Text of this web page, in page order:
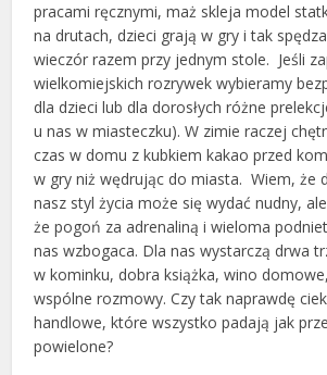
pracami ręcznymi, maż skleja model
na drutach, dzieci grają w gry i tak
wieczór razem przy jednym stole. Jeśli
wielkomiejskich rozrywek wybieramy
dla dzieci lub dla dorosłych różne
u nas w miasteczku). W zimie raczej
czas w domu z kubkiem kakao przed
w gry niż wędrując do miasta. Wiem, że
nasz styl życia może się wydać nudny,
że pogoń za adrenaliną i wieloma
nas wzbogaca. Dla nas wystarczą drwa
w kominku, dobra książka, wino
wspólne rozmowy. Czy tak naprawdę
handlowe, które wszystko padają jak
powielone?